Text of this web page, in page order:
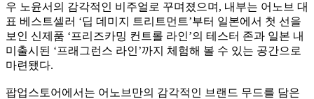
우 노윤서의 감각적인 비주얼로 꾸며졌으며, 내부는 어노브 대
표 베스트셀러 ‘딥 데미지 트리트먼트’부터 일본에서 첫 선을
보인 신제품 ‘프리즈카밍 컨트롤 라인’의 테스터 존과 일본 내
미출시된 ‘프래그런스 라인’까지 체험해 볼 수 있는 공간으로
마련됐다.
팝업스토어에서는 어노브만의 감각적인 브랜드 무드를 담은